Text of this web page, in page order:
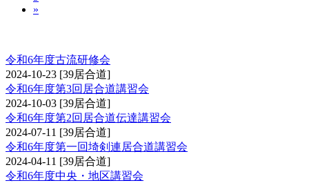
»
令和6年度古流研修会
2024-10-23 [39居合道]
令和6年度第3回居合道講習会
2024-10-03 [39居合道]
令和6年度第2回居合道伝達講習会
2024-07-11 [39居合道]
令和6年度第一回埼剣連居合道講習会
2024-04-11 [39居合道]
令和6年度中央・地区講習会